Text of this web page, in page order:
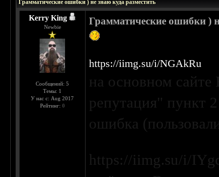
Грамматические ошибки ) не знаю куда разместить
Kerry King
Newbie
Сообщений: 5
Темы: 1
У нас с: Aug 2017
Рейтинг: 0
Грамматические ошибки )
https://iimg.su/i/NGAkRu
на основном
репутация" пункт
ошибка
https://iimg.su/i/